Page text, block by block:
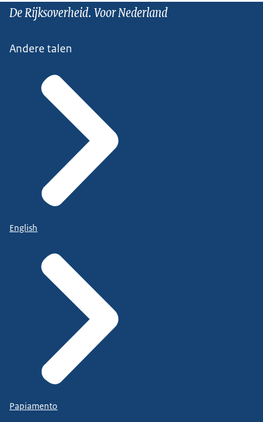
De Rijksoverheid. Voor Nederland
Andere talen
English
Papiamento